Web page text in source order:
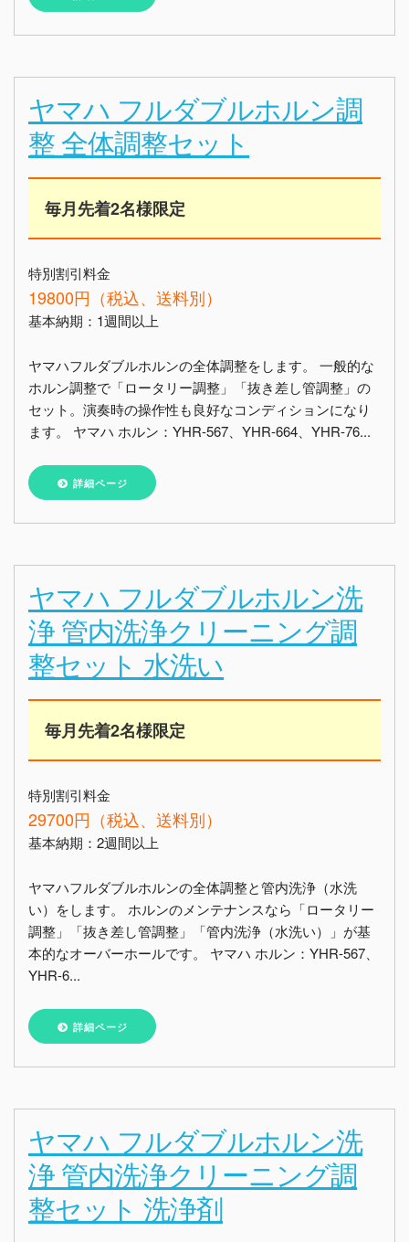
ヤマハ フルダブルホルン調
整 全体調整セット
毎月先着2名様限定
特別割引料金
19800円（税込、送料別）
基本納期：1週間以上
ヤマハフルダブルホルンの全体調整をします。 一般的な
ホルン調整で「ロータリー調整」「抜き差し管調整」の
セット。演奏時の操作性も良好なコンディションになり
ます。 ヤマハ ホルン：YHR-567、YHR-664、YHR-76...
詳細ページ
ヤマハ フルダブルホルン洗
浄 管内洗浄クリーニング調
整セット 水洗い
毎月先着2名様限定
特別割引料金
29700円（税込、送料別）
基本納期：2週間以上
ヤマハフルダブルホルンの全体調整と管内洗浄（水洗
い）をします。 ホルンのメンテナンスなら「ロータリー
調整」「抜き差し管調整」「管内洗浄（水洗い）」が基
本的なオーバーホールです。 ヤマハ ホルン：YHR-567、
YHR-6...
詳細ページ
ヤマハ フルダブルホルン洗
浄 管内洗浄クリーニング調
整セット 洗浄剤